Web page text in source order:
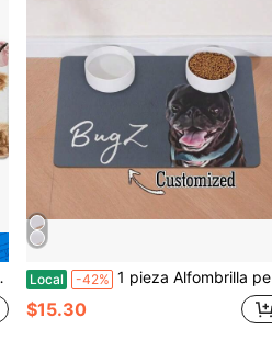
Local -42% 1 pieza Alfombrilla personalizada para perro con foto y nombre de mascota, alfombrilla para comida de perro personalizada, colorida, linda, minimalista, ideal para Navidad, para ella, para amantes de las mascotas, regalo de cumpleaños
$15.30